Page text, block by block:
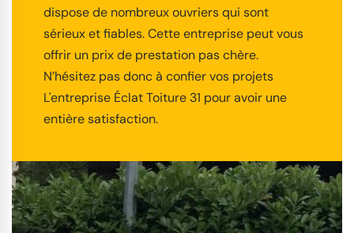
dispose de nombreux ouvriers qui sont
sérieux et fiables. Cette entreprise peut vous
offrir un prix de prestation pas chère.
N’hésitez pas donc à confier vos projets
L'entreprise Éclat Toiture 31 pour avoir une
entière satisfaction.